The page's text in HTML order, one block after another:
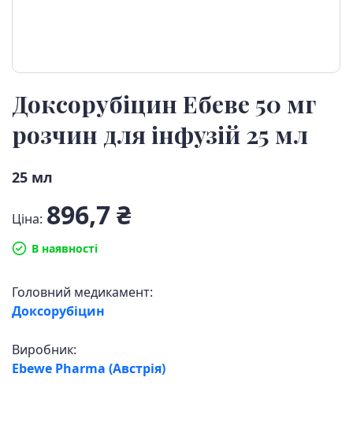
Доксорубіцин Ебеве 50 мг
розчин для інфузій 25 мл
25 мл
Ціна: 896,7 ₴
В наявності
Головний медикамент:
Доксорубіцин
Виробник:
Ebewe Pharma (Австрія)